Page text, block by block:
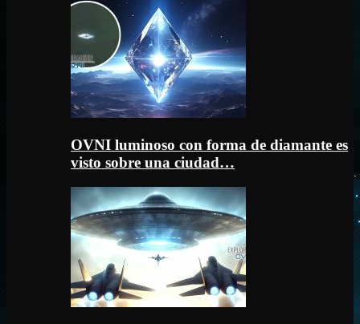
OVNI luminoso con forma de diamante es
visto sobre una ciudad…